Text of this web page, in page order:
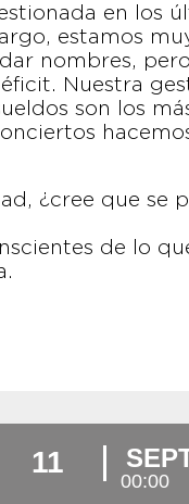
en los
estamos
nombres,
Nuestra
son los
¿cree que se
de lo
11
00:00